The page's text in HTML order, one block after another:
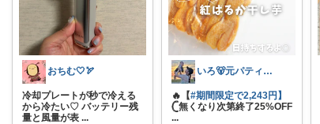
おちむ🤍🏹
冷却プレートが秒で冷える
から冷たい♡ バッテリー残
量と風量が表 ...
いろ🐻元パティシエ🍫
🔥【#期間限定で2,243円】
𓊆無くなり次第終了25%OFF
...